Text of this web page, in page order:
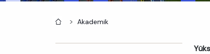
AnasayfaAkademik